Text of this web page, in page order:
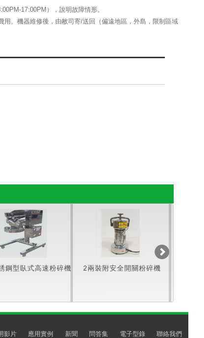
17:00PM），說明故障情形。
。機器維修後，由敝司寄/送回（偏遠地區，外島，限制區域
鋼型臥式高速粉碎機 2兩裝附安全開關粉碎機
影片 應用實例 新聞 問答集 電子型錄 聯絡我們